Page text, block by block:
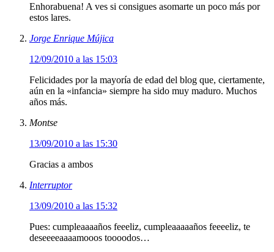
Enhorabuena! A ves si consigues asomarte un poco más por
estos lares.
Jorge Enrique Mújica
12/09/2010 a las 15:03
Felicidades por la mayoría de edad del blog que, ciertamente,
aún en la «infancia» siempre ha sido muy maduro. Muchos
años más.
Montse
13/09/2010 a las 15:30
Gracias a ambos
Interruptor
13/09/2010 a las 15:32
Pues: cumpleaaaaños feeeliz, cumpleaaaaaños feeeeliz, te
deseeeeaaaamooos toooodos…